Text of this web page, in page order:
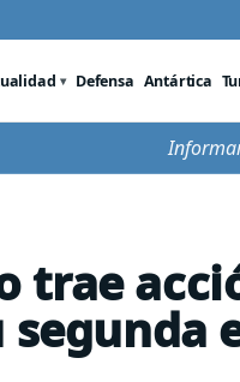
Defensa Antártica
trae